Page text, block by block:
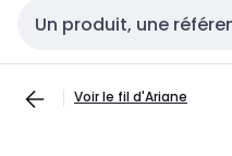
Entrée de recherche
Voir le fil d'Ariane